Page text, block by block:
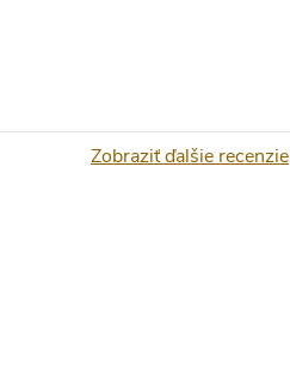
Zobraziť ďalšie recenzie